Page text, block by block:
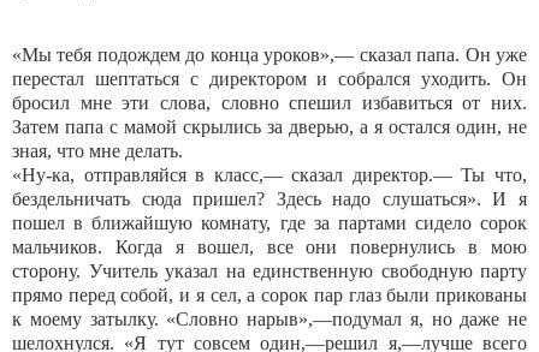
«Мы тебя подождем до конца уроков»,— сказал папа. Он уже
перестал шептаться с директором и собрался уходить. Он
бросил мне эти слова, словно спешил избавиться от них.
Затем папа с мамой скрылись за дверью, а я остался один, не
зная, что мне делать.
«Ну-ка, отправляйся в класс,— сказал директор.— Ты что,
бездельничать сюда пришел? Здесь надо слушаться». И я
пошел в ближайшую комнату, где за партами сидело сорок
мальчиков. Когда я вошел, все они повернулись в мою
сторону. Учитель указал на единственную свободную парту
прямо перед собой, и я сел, а сорок пар глаз были прикованы
к моему затылку. «Словно нарыв»,—подумал я, но даже не
шелохнулся. «Я тут совсем один,—решил я,—лучше всего